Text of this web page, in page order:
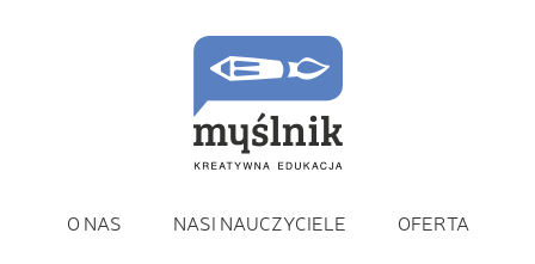
O NAS NASI NAUCZYCIELE OFERTA